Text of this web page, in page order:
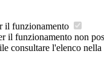
il funzionamento
il funzionamento non
consultare l'elenco